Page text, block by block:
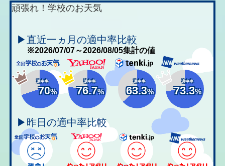
頑張れ！学校のお天気
▶直近一ヵ月の適中率比較
※2026/07/07～2026/08/05集計の値
適中率
70%
適中率
76.7%
適中率
63.3%
適中率
73.3%
▶昨日の適中率比較